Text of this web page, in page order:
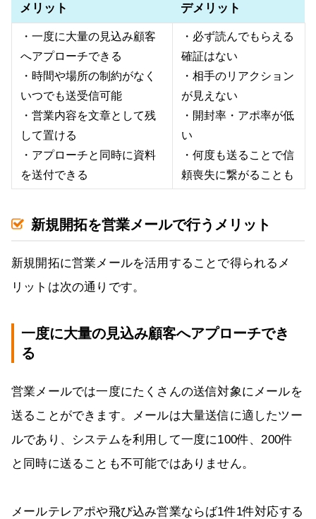
メリット デメリット
・一度に大量の見込み顧客
へアプローチできる
・時間や場所の制約がなく
いつでも送受信可能
・営業内容を文章として残
して置ける
・アプローチと同時に資料
を送付できる
・必ず読んでもらえる
確証はない
・相手のリアクション
が見えない
・開封率・アポ率が低
い
・何度も送ることで信
頼喪失に繋がることも
新規開拓を営業メールで行うメリット
新規開拓に営業メールを活用することで得られるメ
リットは次の通りです。
一度に大量の見込み顧客へアプローチでき
る
営業メールでは一度にたくさんの送信対象にメールを
送ることができます。メールは大量送信に適したツー
ルであり、システムを利用して一度に100件、200件
と同時に送ることも不可能ではありません。
メールテレアポや飛び込み営業ならば1件1件対応する